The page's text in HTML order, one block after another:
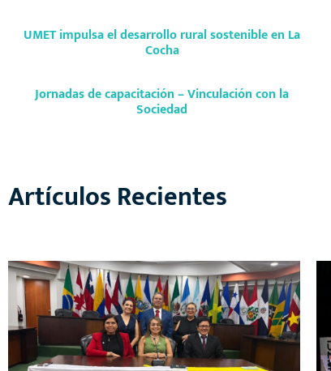
UMET impulsa el desarrollo rural sostenible en La
Cocha
Jornadas de capacitación – Vinculación con la
Sociedad
Artículos Recientes